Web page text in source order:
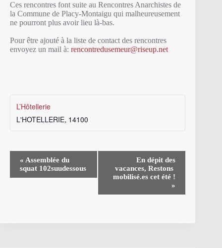
Ces rencontres font suite au Rencontres Anarchistes de
la Commune de Placy-Montaigu qui malheureusement
ne pourront plus avoir lieu là-bas.
Pour être ajouté à la liste de contact des rencontres
envoyez un mail à: rencontredusemeur@riseup.net
L’Hôtellerie
L'HOTELLERIE, 14100
« Assemblée du
squat 102suudessous
En dépit des
vacances, Restons
mobilisé.es cet été !
»